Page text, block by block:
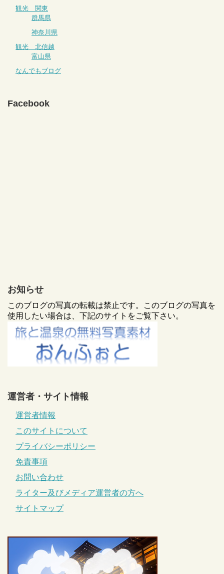
観光 関東
群馬県
神奈川県
観光 北信越
富山県
なんでもブログ
Facebook
お知らせ
このブログの写真の転載は禁止です。このブログの写真を
使用したい場合は、下記のサイトをご覧下さい。
運営者・サイト情報
運営者情報
このサイトについて
プライバシーポリシー
免責事項
お問い合わせ
ライター及びメディア運営者の方へ
サイトマップ